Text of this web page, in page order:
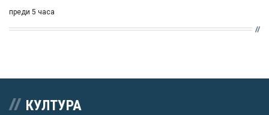
преди 5 часа
КУЛТУРА